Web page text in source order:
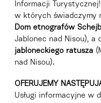
Informacji
w których świadczymy
Dom etnografów
Jablonec nad Nisou), a
jabloneckiego ratusza
nad Nisou).
OFERUJEMY
Usługi informacyjne w